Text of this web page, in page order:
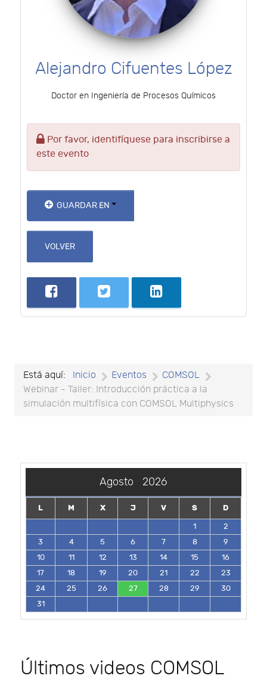
Alejandro Cifuentes López
Doctor en Ingeniería de Procesos Químicos
Por favor, identifíquese para inscribirse a
este evento
GUARDAR EN
VOLVER
Está aquí: Inicio Eventos
COMSOL
Webinar - Taller: Introducción práctica a la
simulación multifísica con COMSOL Multiphysics
Agosto 2026
L M X J V S
D
1
2
3
4 5 6 7 8
9
10
11 12 13 14 15
16
17
18 19 20 21 22
23
24
25 26 27 28 29
30
31
Últimos videos COMSOL